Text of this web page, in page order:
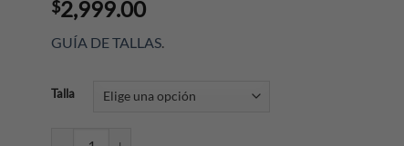
$2,999.00
GUÍA DE TALLAS
Talla